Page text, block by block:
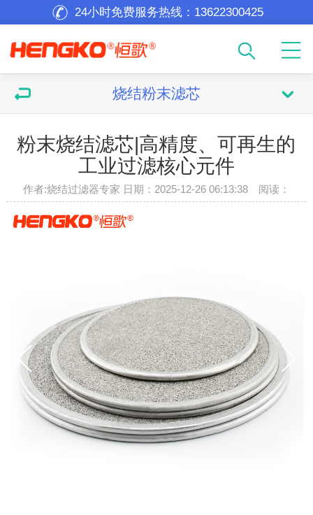
24小时免费服务热线： 13622300425
烧结粉末滤芯
粉末烧结滤芯|高精度、可再生的
工业过滤核心元件
作者:烧结过滤器专家 日期：2025-12-26 06:13:38 阅读：